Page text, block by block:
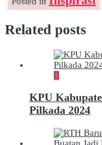
Related posts
KPU
Pilkada 2024